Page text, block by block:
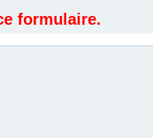
formulaire.